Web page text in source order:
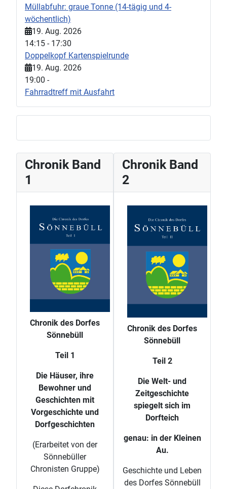
Müllabfuhr: graue Tonne (14-tägig und 4-
wöchentlich)
19. Aug. 2026
14:15 - 17:30
Doppelkopf Kartenspielrunde
19. Aug. 2026
19:00 -
Fahrradtreff mit Ausfahrt
Chronik Band
1
Chronik des Dorfes
Sönnebüll
Teil 1
Die Häuser, ihre
Bewohner und
Geschichten mit
Vorgeschichte und
Dorfgeschichten
(Erarbeitet von der
Sönnebüller
Chronisten Gruppe)
Chronik Band
2
Chronik des Dorfes
Sönnebüll
Teil 2
Die Welt- und
Zeitgeschichte
spiegelt sich im
Dorfteich
genau: in der Kleinen
Au.
Geschichte und Leben
des Dorfes Sönnebüll